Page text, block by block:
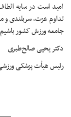
امید است در سایه
تداوم عزت، سربلندی و
جامعه ورزش کشور
دکتر یحیی صالح‌طبری
رئیس هیأت پزشکی